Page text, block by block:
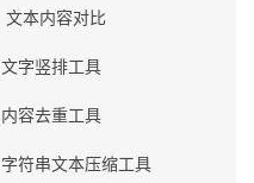
文本内容对比
文字竖排工具
内容去重工具
字符串文本压缩工具